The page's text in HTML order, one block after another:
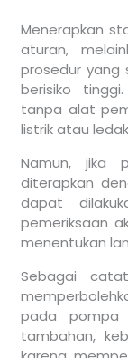
Menerapkan
aturan,
prosedur yang
berisiko
tanpa alat
listrik atau
Namun, jika
diterapkan
dapat
pemeriksaan
menentukan
Sebagai
pada pompa
tambahan,